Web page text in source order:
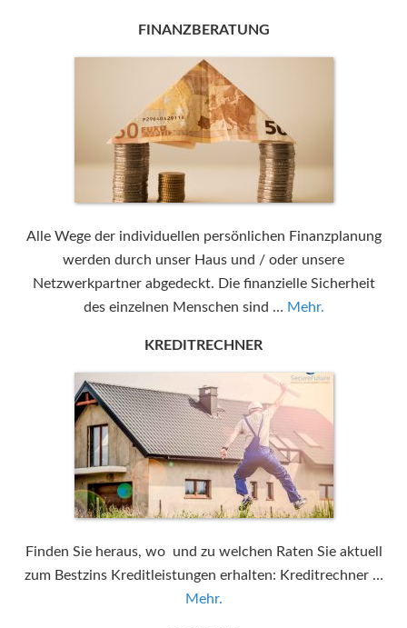
FINANZBERATUNG
Alle Wege der individuellen persönlichen Finanzplanung
werden durch unser Haus und / oder unsere
Netzwerkpartner abgedeckt. Die finanzielle Sicherheit
des einzelnen Menschen sind … Mehr.
KREDITRECHNER
Finden Sie heraus, wo und zu welchen Raten Sie aktuell
zum Bestzins Kreditleistungen erhalten: Kreditrechner …
Mehr.